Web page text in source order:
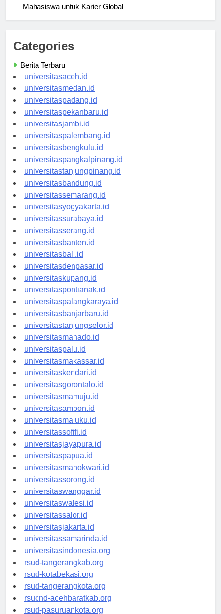
Bagaimana PMB Universitas Pertamina Mempersiapkan
Categories
Berita Terbaru
universitasaceh.id
universitasmedan.id
universitaspadang.id
universitaspekanbaru.id
universitasjambi.id
universitaspalembang.id
universitasbengkulu.id
universitaspangkalpinang.id
universitastanjungpinang.id
universitasbandung.id
universitassemarang.id
universitasyogyakarta.id
universitassurabaya.id
universitasserang.id
universitasbanten.id
universitasbali.id
universitasdenpasar.id
universitaskupang.id
universitaspontianak.id
universitaspalangkaraya.id
universitasbanjarbaru.id
universitastanjungselor.id
universitasmanado.id
universitaspalu.id
universitasmakassar.id
universitaskendari.id
universitasgorontalo.id
universitasmamuju.id
universitasambon.id
universitasmaluku.id
universitassofifi.id
universitasjayapura.id
universitaspapua.id
universitasmanokwari.id
universitassorong.id
universitaswanggar.id
universitaswalesi.id
universitassalor.id
universitasjakarta.id
universitassamarinda.id
universitasindonesia.org
rsud-tangerangkab.org
rsud-kotabekasi.org
rsud-tangerangkota.org
rsucnd-acehbaratkab.org